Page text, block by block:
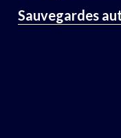
Sauvegardes